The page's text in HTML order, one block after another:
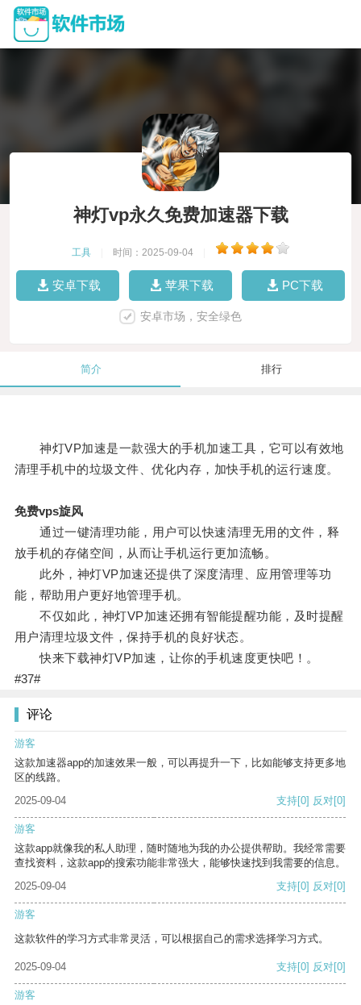
神灯vp永久免费加速器下载
工具 时间：2025-09-04
安卓下载 苹果下载 PC下载
安卓市场，安全绿色
简介 排行
神灯VP加速是一款强大的手机加速工具，它可以有效地
清理手机中的垃圾文件、优化内存，加快手机的运行速度。
免费vps旋风
通过一键清理功能，用户可以快速清理无用的文件，释
放手机的存储空间，从而让手机运行更加流畅。
此外，神灯VP加速还提供了深度清理、应用管理等功
能，帮助用户更好地管理手机。
不仅如此，神灯VP加速还拥有智能提醒功能，及时提醒
用户清理垃圾文件，保持手机的良好状态。
快来下载神灯VP加速，让你的手机速度更快吧！。
#37#
评论
游客
这款加速器app的加速效果一般，可以再提升一下，比如能够支持更多地
区的线路。
2025-09-04
支持[0] 反对[0]
游客
这款app就像我的私人助理，随时随地为我的办公提供帮助。我经常需要
查找资料，这款app的搜索功能非常强大，能够快速找到我需要的信息。
2025-09-04
支持[0] 反对[0]
游客
这款软件的学习方式非常灵活，可以根据自己的需求选择学习方式。
2025-09-04 支持[0] 反对[0]
游客